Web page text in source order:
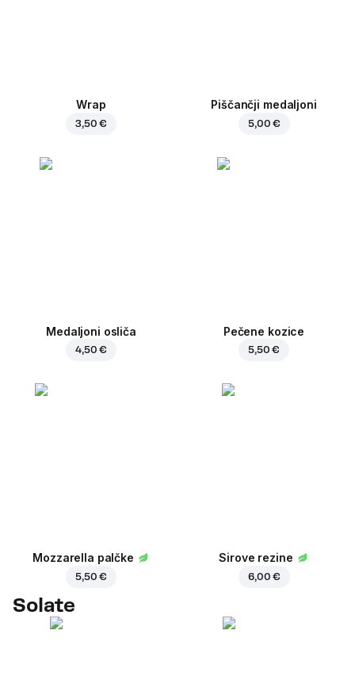
Wrap
3,50 €
Piščančji medaljoni
5,00 €
Medaljoni osliča
4,50 €
Pečene kozice
5,50 €
Mozzarella palčke
5,50 €
Sirove rezine
6,00 €
Solate